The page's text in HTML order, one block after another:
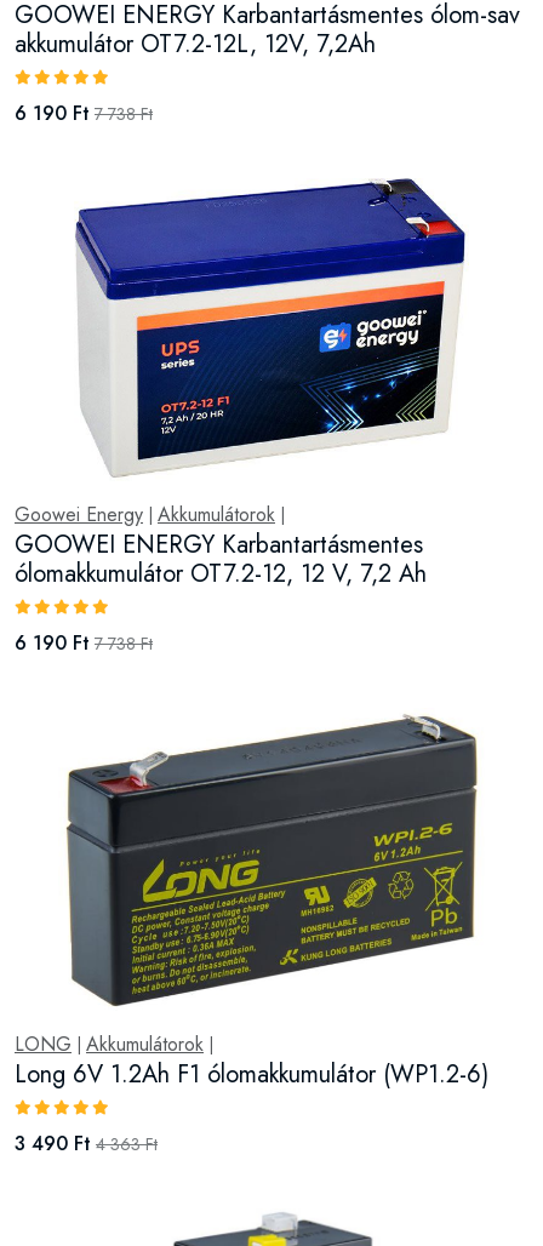
GOOWEI ENERGY Karbantartásmentes ólom-sav
akkumulátor OT7.2-12L, 12V, 7,2Ah
6 190 Ft 7 738 Ft
Goowei Energy Akkumulátorok
GOOWEI ENERGY Karbantartásmentes
ólomakkumulátor OT7.2-12, 12 V, 7,2 Ah
6 190 Ft 7 738 Ft
LONG Akkumulátorok
Long 6V 1.2Ah F1 ólomakkumulátor (WP1.2-6)
3 490 Ft 4 363 Ft